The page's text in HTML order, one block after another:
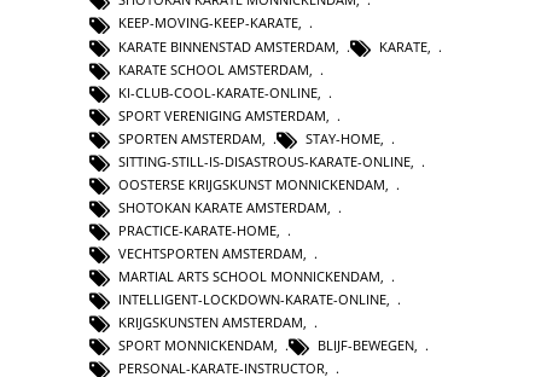
KEEP-MOVING-KEEP-KARATE,
KARATE BINNENSTAD AMSTERDAM
KARATE
KARATE SCHOOL AMSTERDAM
KI-CLUB-COOL-KARATE-ONLINE
SPORT VERENIGING AMSTERDAM
SPORTEN AMSTERDAM
STAY-HOME
SITTING-STILL-IS-DISASTROUS-KARATE-ONLINE
OOSTERSE KRIJGSKUNST MONNICKENDAM
SHOTOKAN KARATE AMSTERDAM
PRACTICE-KARATE-HOME,
VECHTSPORTEN AMSTERDAM,
MARTIAL ARTS SCHOOL MONNICKENDAM,
INTELLIGENT-LOCKDOWN-KARATE-ONLINE,
KRIJGSKUNSTEN AMSTERDAM,
SPORT MONNICKENDAM, BLIJF-BEWEGEN,
PERSONAL-KARATE-INSTRUCTOR,